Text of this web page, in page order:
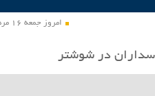
امروز جمعه ۱۶ مرداد ۱۴۰۵
در شوشتر